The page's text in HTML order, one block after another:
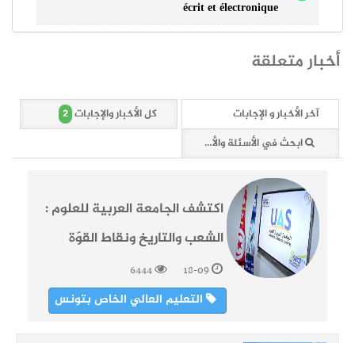
écrit et électronique
أخبار متعلقة
آخر الأخبار و الإجابات كل الأخبار والإجابات 2
ابحث في الأسئلة والأخبار (2 وثائق)
اكتشف الجامعة العربية للعلوم :
الشعب والتاريخ ونقاط القوّة
6444
التعليم العالي الخاص بتونس